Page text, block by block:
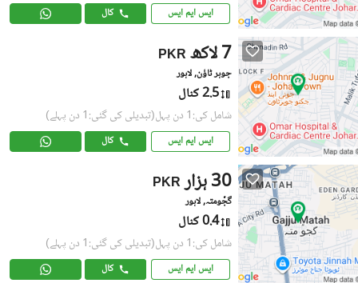
ایس ایم ایس کال
PKR 7 لاکھ
جوہر ٹاؤن, لاہور
2.5 کنال
شامل کی:1 دن پہل (تبدیلی کی گئی:1 دن پہلے)
ایس ایم ایس کال
PKR 30 ہزار
گجّومتہ, لاہور
0.4 کنال
شامل کی:1 دن پہل (تبدیلی کی گئی:1 دن پہلے)
ایس ایم ایس کال